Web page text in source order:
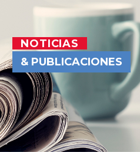
NOTICIAS
& PUBLICACIONES